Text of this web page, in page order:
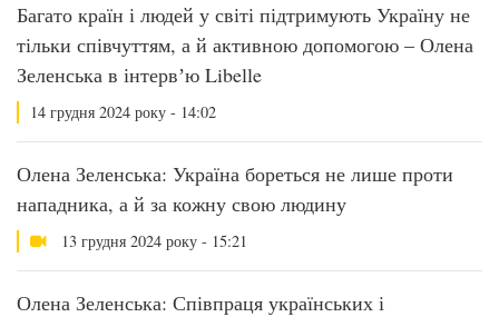
Багато країн і людей у світі підтримують Україну не
тільки співчуттям, а й активною допомогою – Олена
Зеленська в інтервʼю Libelle
14 грудня 2024 року - 14:02
Олена Зеленська: Україна бореться не лише проти
нападника, а й за кожну свою людину
13 грудня 2024 року - 15:21
Олена Зеленська: Співпраця українських і